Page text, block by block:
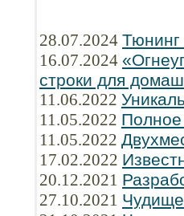
28.07.2024 Тюнинг
16.07.2024
строки для
11.06.2022
11.05.2022
11.05.2022
17.02.2022
20.12.2021
27.10.2021